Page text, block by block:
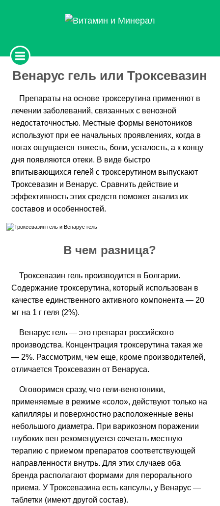
Венарус гель или Троксевазин
Препараты на основе троксерутина применяют в
лечении заболеваний, связанных с венозной
недостаточностью. Местные формы венотоников
используют при ее начальных проявлениях, когда в
ногах ощущается тяжесть, боли, усталость, а к концу
дня появляются отеки. В виде быстро
впитывающихся гелей с троксерутином выпускают
Троксевазин и Венарус. Сравнить действие и
эффективность этих средств поможет анализ их
составов и особенностей.
В чем разница?
Троксевазин гель производится в Болгарии.
Содержание троксерутина, который использован в
качестве единственного активного компонента — 20
мг на 1 г геля (2%).
Венарус гель — это препарат российского
производства. Концентрация троксерутина такая же
— 2%. Рассмотрим, чем еще, кроме производителей,
отличается Троксевазин от Венаруса.
Оговоримся сразу, что гели-венотоники,
применяемые в режиме «соло», действуют только на
капилляры и поверхностно расположенные вены
небольшого диаметра. При варикозном поражении
глубоких вен рекомендуется сочетать местную
терапию с приемом препаратов соответствующей
направленности внутрь. Для этих случаев оба
бренда располагают формами для перорального
приема. У Троксевазина есть капсулы, у Венарус —
таблетки (имеют другой состав).